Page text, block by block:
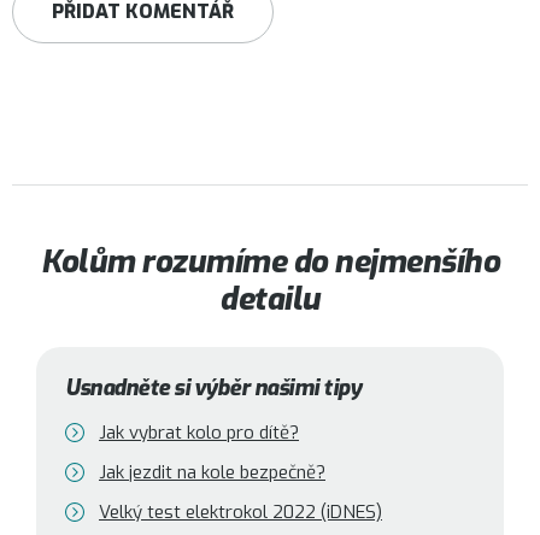
PŘIDAT KOMENTÁŘ
Kolům rozumíme do nejmenšího
detailu
Usnadněte si výběr našimi tipy
Jak vybrat kolo pro dítě?
Jak jezdit na kole bezpečně?
Velký test elektrokol 2022 (iDNES)